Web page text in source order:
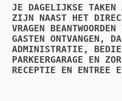
JE DAGELIJKSE
ZIJN NAAST HET
VRAGEN
GASTEN ONTVANGEN,
ADMINISTRATIE,
PARKEERGARAGE EN
RECEPTIE EN ENTREE